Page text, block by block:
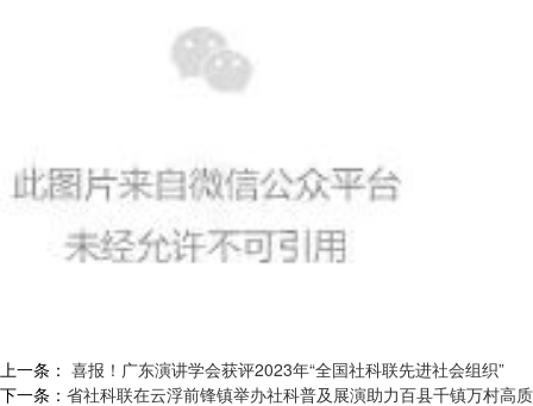
上一条： 喜报！广东演讲学会获评2023年“全国社科联先进社会组织”
下一条： 省社科联在云浮前锋镇举办社科普及展演助力百县千镇万村高质